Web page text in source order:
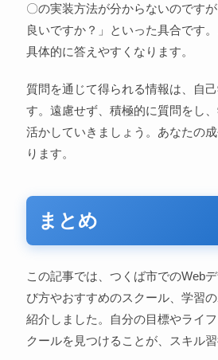
〇の実装方法が分からないのです
良いですか？」といった具合です
具体的に答えやすくなります。
質問を通じて得られる情報は、自
す。遠慮せず、積極的に質問をし
活かしていきましょう。あなたの
ります。
まとめ
この記事では、つくば市でのWeb
び方やおすすめのスクール、学習
紹介しました。自分の目標やライ
クールを見つけることが、スキル習